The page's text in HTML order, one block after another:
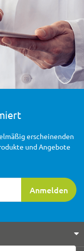
Anmelden
erscheinenden
und Angebote